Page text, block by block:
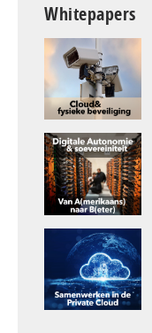
Whitepapers